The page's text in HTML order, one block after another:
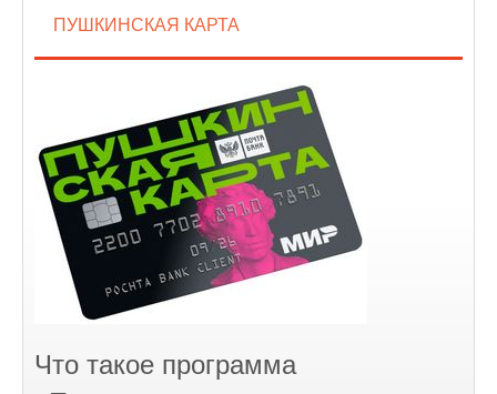
ПУШКИНСКАЯ КАРТА
Что такое программа